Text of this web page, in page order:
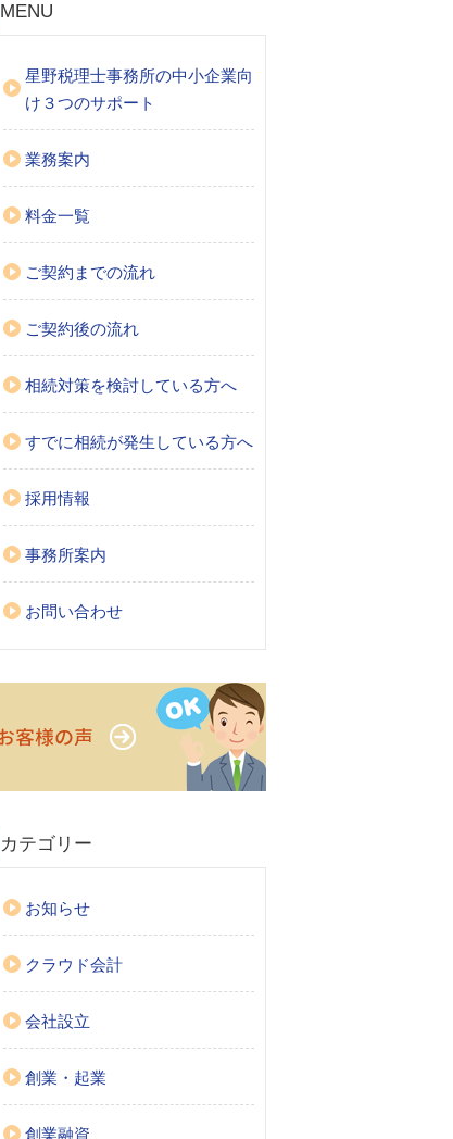
MENU
星野税理士事務所の中小企業向
け３つのサポート
業務案内
料金一覧
ご契約までの流れ
ご契約後の流れ
相続対策を検討している方へ
すでに相続が発生している方へ
採用情報
事務所案内
お問い合わせ
カテゴリー
お知らせ
クラウド会計
会社設立
創業・起業
創業融資